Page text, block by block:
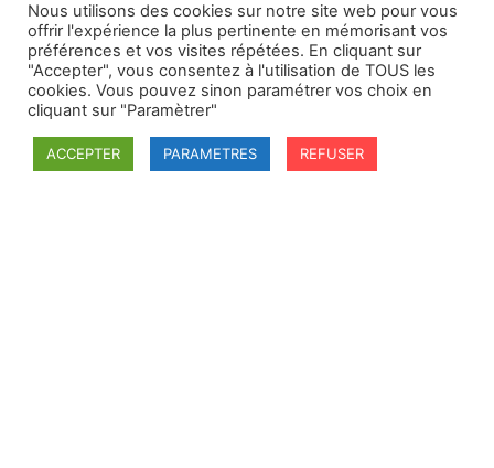
Nous utilisons des cookies sur notre site web pour vous
offrir l'expérience la plus pertinente en mémorisant vos
préférences et vos visites répétées. En cliquant sur
"Accepter", vous consentez à l'utilisation de TOUS les
cookies. Vous pouvez sinon paramétrer vos choix en
cliquant sur "Paramètrer"
ACCEPTER PARAMETRES REFUSER